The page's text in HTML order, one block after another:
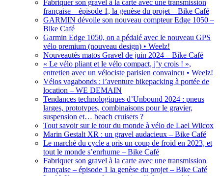
Fabriquer son gravel à la carte avec une transmission
française – épisode 1, la genèse du projet – Bike Café
GARMIN dévoile son nouveau compteur Edge 1050 –
Bike Café
Garmin Edge 1050, on a pédalé avec le nouveau GPS
vélo premium (nouveau design) • Weelz!
Nouveautés matos Gravel de juin 2024 – Bike Café
« Le vélo pliant et le vélo compact, j’y crois ! »,
entretien avec un vélociste parisien convaincu • Weelz!
Vélos vagabonds : l’aventure bikepacking à portée de
location – WE DEMAIN
Tendances technologiques d’Unbound 2024 : pneus
larges, prototypes, combinaisons pour le gravier,
suspension et… beach cruisers ?
Tout savoir sur le tour du monde à vélo de Lael Wilcox
Marin Gestalt XR : un gravel audacieux – Bike Café
Le marché du cycle a pris un coup de froid en 2023, et
tout le monde s’enrhume – Bike Café
Fabriquer son gravel à la carte avec une transmission
française – épisode 1 la genèse du projet – Bike Café